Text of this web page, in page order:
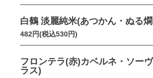
白鶴 淡麗純米(あつかん・ぬる
482円(税込530円)
フロンテラ(赤)カベルネ・ソー
ラス)